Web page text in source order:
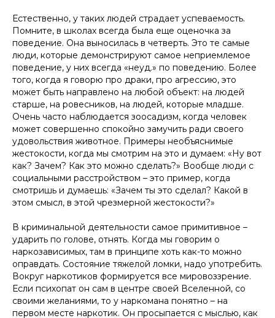
Естественно, у таких людей страдает успеваемость.
Помните, в школах всегда была еще оценочка за
поведение. Она выносилась в четверть. Это те самые
люди, которые демонстрируют самое неприемлемое
поведение, у них всегда «неуд.» по поведению. Более
того, когда я говорю про драки, про агрессию, это
может быть направлено на любой объект: на людей
старше, на ровесников, на людей, которые младше.
Очень часто наблюдается зоосадизм, когда человек
может совершенно спокойно замучить ради своего
удовольствия животное. Примеры необъяснимые
жестокости, когда мы смотрим на это и думаем: «Ну вот
как? Зачем? Как это можно сделать?» Вообще люди с
социальными расстройством – это пример, когда
смотришь и думаешь: «Зачем ты это сделал? Какой в
этом смысл, в этой чрезмерной жестокости?»
В криминальной деятельности самое примитивное –
ударить по голове, отнять. Когда мы говорим о
наркозависимых, там в принципе хоть как-то можно
оправдать. Состояние тяжелой ломки, надо употребить.
Вокруг наркотиков формируется все мировоззрение.
Если психопат он сам в центре своей Вселенной, со
своими желаниями, то у наркомана понятно – на
первом месте наркотик. Он просыпается с мыслью, как